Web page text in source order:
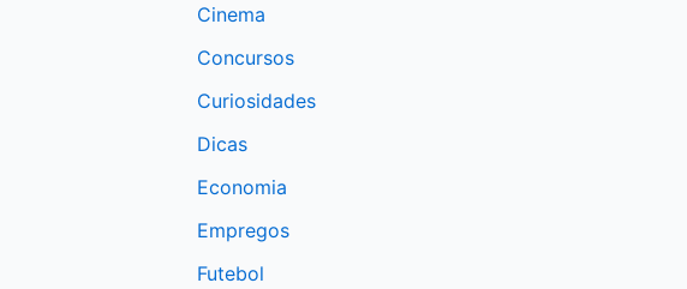
Cinema
Concursos
Curiosidades
Dicas
Economia
Empregos
Futebol